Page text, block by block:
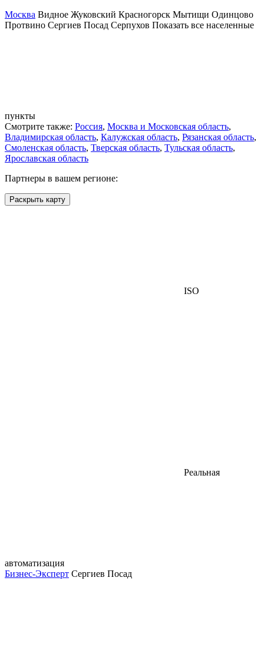
Москва Видное Жуковский Красногорск Мытищи Одинцово
Протвино Сергиев Посад Серпухов Показать все населенные
пункты
Смотрите также: Россия, Москва и Московская область,
Владимирская область, Калужская область, Рязанская область,
Смоленская область, Тверская область, Тульская область,
Ярославская область
Партнеры в вашем регионе:
Раскрыть карту
ISO
Реальная
автоматизация
Бизнес-Эксперт Сергиев Посад